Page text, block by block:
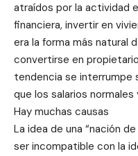
atraídos por la actividad
financiera, invertir en
era la forma más natural
convertirse en
tendencia se interrumpe
que los salarios
Hay muchas causas
La idea de una “nación
ser incompatible con la